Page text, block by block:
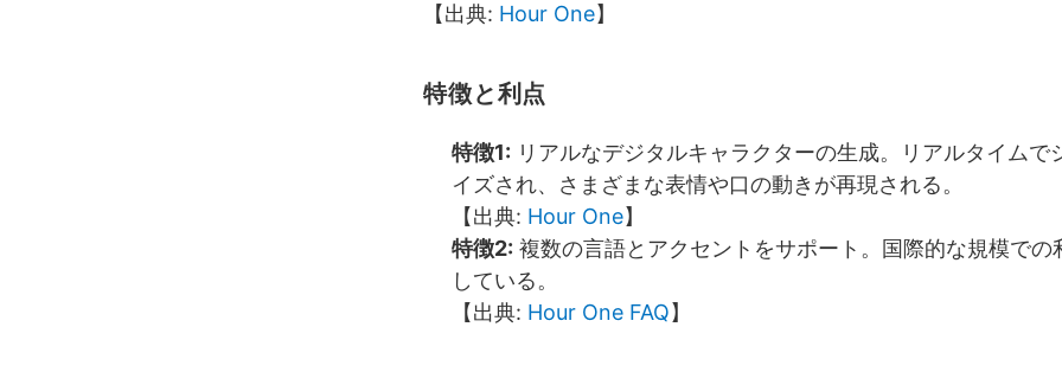
【出典: Hour One】
特徴と利点
特徴1: リアルなデジタルキャラクターの生成。リアルタイムで
イズされ、さまざまな表情や口の動きが再現される。
【出典: Hour One】
特徴2: 複数の言語とアクセントをサポート。国際的な規模での
している。
【出典: Hour One FAQ】